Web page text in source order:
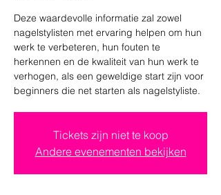
Deze waardevolle informatie zal zowel
nagelstylisten met ervaring helpen om hun
werk te verbeteren, hun fouten te
herkennen en de kwaliteit van hun werk te
verhogen, als een geweldige start zijn voor
beginners die net starten als nagelstyliste.
Tickets zijn niet te koop
Andere evenementen bekijken